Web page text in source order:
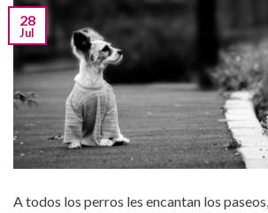
28
Jul
A todos los perros les encantan los